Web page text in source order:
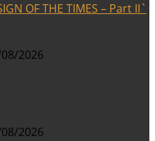
OF THE TIMES – Part II`
2026
2026